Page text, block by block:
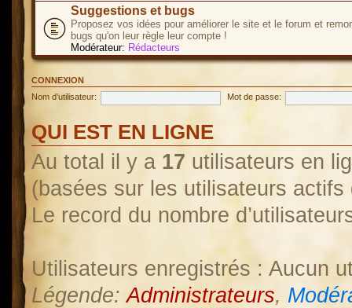
Suggestions et bugs
Proposez vos idées pour améliorer le site et le forum et
bugs qu'on leur règle leur compte !
Modérateur: Rédacteurs
CONNEXION
Nom d’utilisateur:
Mot de passe:
QUI EST EN LIGNE
Au total il y a 17 utilisateurs en
(basées sur les utilisateurs
Le record du nombre
Utilisateurs enregistrés : Aucun
Légende:Administrateurs,